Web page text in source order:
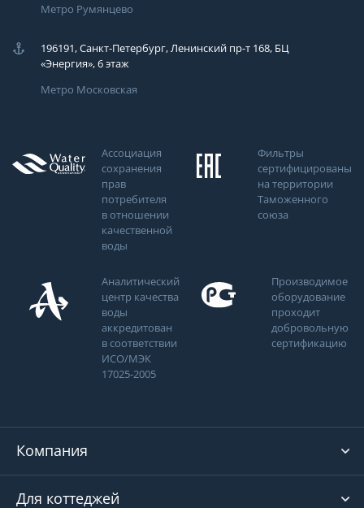
Метро Румянцево
196191, Санкт-Петербург, Ленинский пр-т 168, БЦ
«Энергия», 6 этаж
Метро Московская
Ассоциация
сохранения
прав
потребителя
в отношении
качественной
воды
Фильтры
сертифицированы
на территории
Таможенного
союза
Аналитический
центр качества
воды
аккредитован
в соответствии
ИСО/МЭК
17025-2005
Производимое
оборудование
проходит
добровольную
сертификацию
Компания
Для коттеджей